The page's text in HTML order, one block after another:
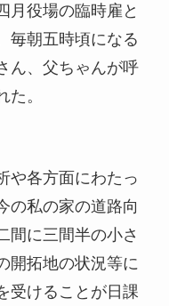
月役場の臨時雇と
毎朝五時頃になる
ん、父ちゃんが呼
。
や各方面にわたっ
の私の家の道路向
間に三間半の小さ
開拓地の状況等に
受けることが日課